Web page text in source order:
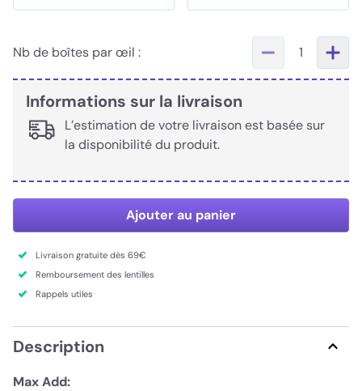
Nb de boîtes par œil : 1
Informations sur la livraison
L’estimation de votre livraison est basée sur
la disponibilité du produit.
Ajouter au panier
Livraison gratuite dès 69€
Remboursement des lentilles
Rappels utiles
Description
Max Add: